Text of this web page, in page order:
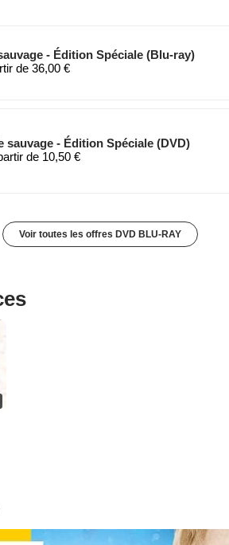
- Édition Spéciale (Blu-ray)
de 36,00 €
sauvage - Édition Spéciale (DVD)
de 10,50 €
Voir toutes les offres DVD BLU-RAY